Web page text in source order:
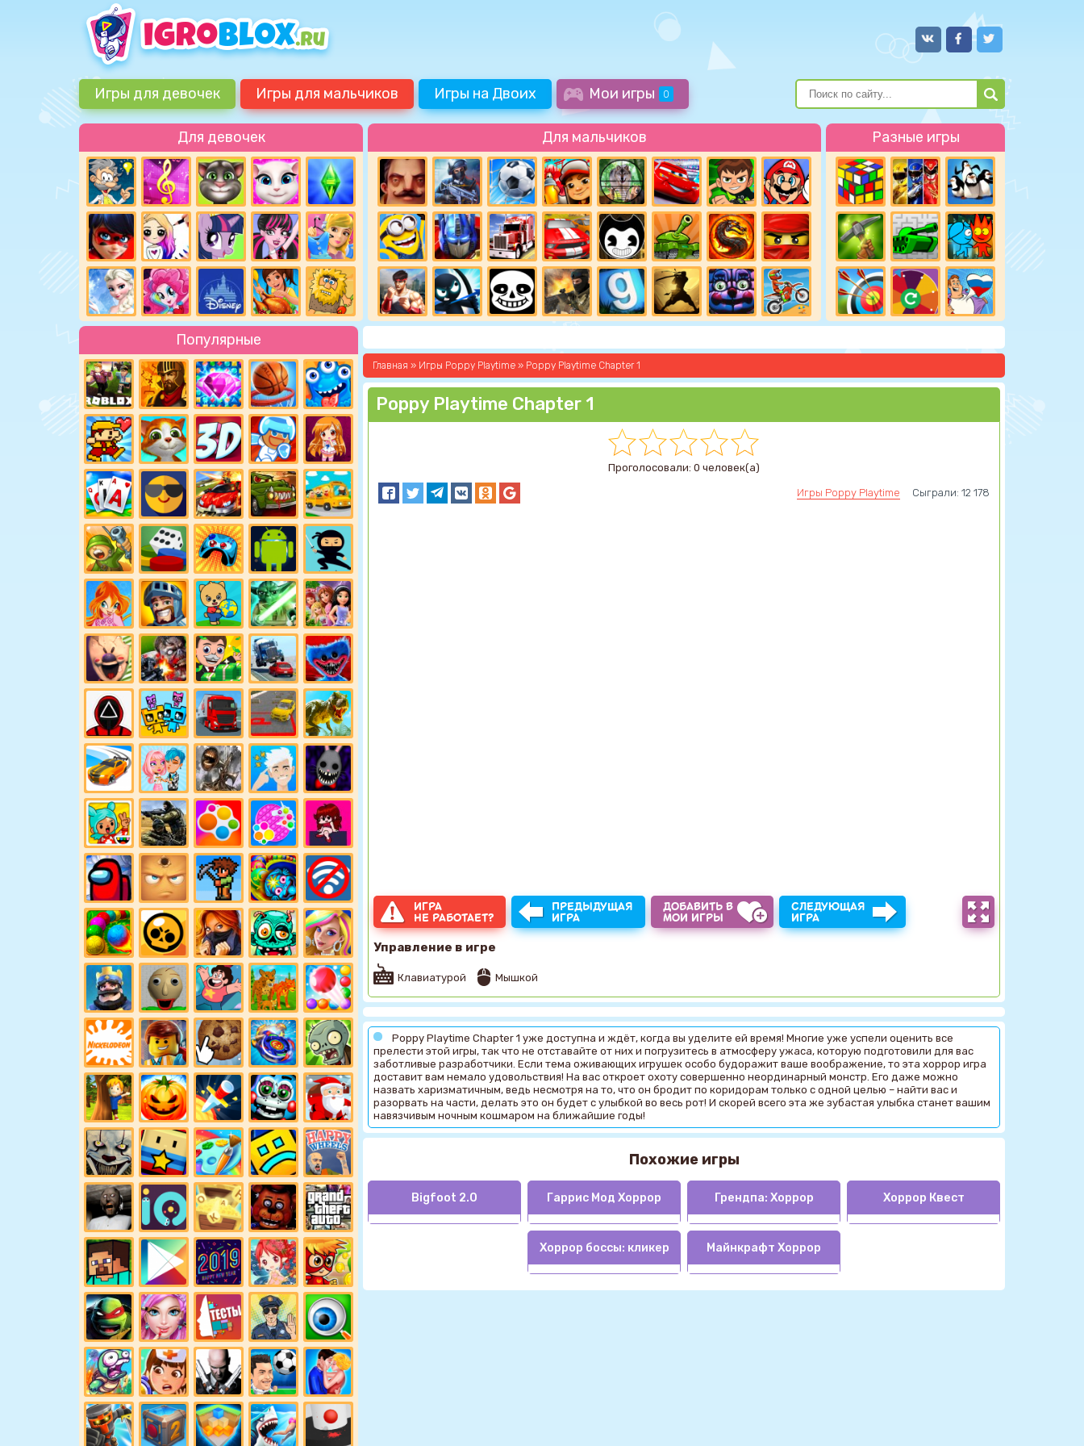
Игры для девочек Игры для мальчиков Игры на Двоих Мои игры 0
Для девочек Для мальчиков Разные игры
Популярные
Главная » Игры Poppy Playtime » Poppy Playtime Chapter 1
Poppy Playtime Chapter 1
Проголосовали: 0 человек(а)
Игры Poppy Playtime Сыграли: 12 178
ИГРА
НЕ РАБОТАЕТ?
ПРЕДЫДУЩАЯ
ИГРА
ДОБАВИТЬ В
МОИ ИГРЫ
СЛЕДУЮЩАЯ
ИГРА
Управление в игре
Клавиатурой Мышкой
Poppy Playtime Chapter 1 уже доступна и ждёт, когда вы уделите ей время! Многие уже успели оценить все
прелести этой игры, так что не отставайте от них и погрузитесь в атмосферу ужаса, которую подготовили для вас
заботливые разработчики. Если тема оживающих игрушек особо будоражит ваше воображение, то эта хоррор игра
доставит вам немало удовольствия! На вас откроет охоту совершенно неординарный монстр. Его даже можно
назвать харизматичным, ведь несмотря на то, что он бродит по коридорам только с одной целью – найти вас и
разорвать на части, делать это он будет с улыбкой во весь рот! И скорей всего эта же зубастая улыбка станет вашим
навязчивым ночным кошмаром на ближайшие годы!
Похожие игры
Bigfoot 2.0 Гаррис Мод Хоррор Грендпа: Хоррор Хоррор Квест
Хоррор боссы: кликер Майнкрафт Хоррор